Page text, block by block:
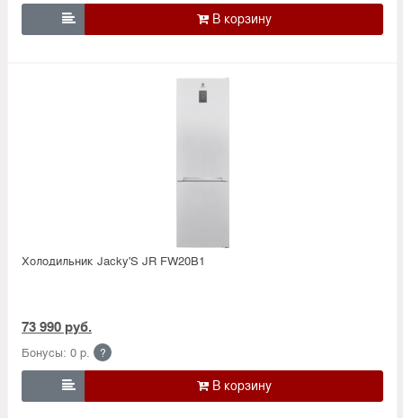

Холодильник Jacky'S JR FW20B1
73 990 руб.
Бонусы: 0 р. ?
